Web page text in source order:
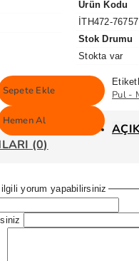
Ürün Kodu
İTH472-76757
Stok Drumu
Stokta var
Ekle
Al
Pul -
(0)
yorum yapabilirsiniz